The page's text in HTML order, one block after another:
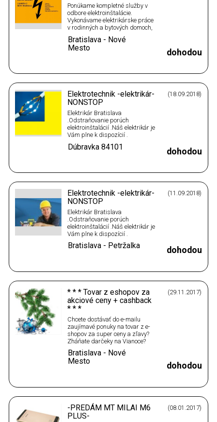
Ponúkame kompletné služby v
odbore elektroinštalácie.
Vykonávame elektrikárske práce
v rodinných a bytových domoch,
v bytoch, v priemyselných a
rekreačných objektoch,
dodávame elektroinštalačný
dohodou
Bratislava - Nové
Mesto
Elektrotechnik -elektrikár-
NONSTOP
(18.09.2018)
Elektrikár Bratislava
.Odstraňovanie porúch
elektroinštalácií .Náš elektrikár je
Vám plne k dispozícií .
Vykonávame elektrikárske práce
.Opravy a montáž
.Opravy zásuviek a
.Kompletné …
dohodou
Dúbravka 84101
Elektrotechnik -elektrikár-
NONSTOP
(11.09.2018)
Elektrikár Bratislava
.Odstraňovanie porúch
elektroinštalácií .Náš elektrikár je
Vám plne k dispozícií .
Vykonávame elektrikárske práce
.Opravy a montáž
.Opravy zásuviek a
.Kompletné …
dohodou
Bratislava - Petržalka
* * * Tovar z eshopov za
akciové ceny + cashback
* * *
(29.11.2017)
Chcete dostávať do e-mailu
zaujímavé ponuky na tovar z e-
shopov za super ceny a zľavy?
Zháňate darčeky na Vianoce?
Chcete nakúpiť darčeky za
výhodné ceny a zľavy z e-shopov
+ cashback - vrátenie peňazí z
dohodou
Bratislava - Nové
Mesto
-PREDÁM MT MILAI M6
PLUS-
(08.01.2017)